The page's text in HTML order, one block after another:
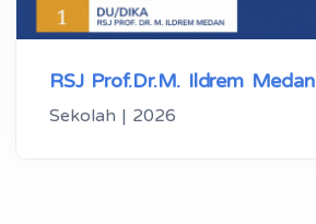
RSJ Prof.Dr.M. Ildrem Medan
Sekolah | 2026